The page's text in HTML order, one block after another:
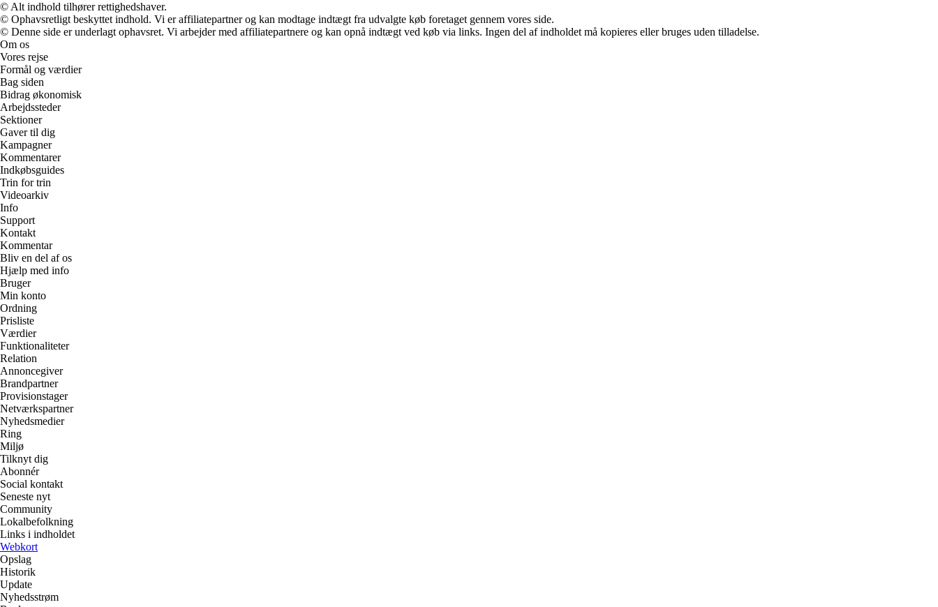
© Alt indhold tilhører rettighedshaver.
© Ophavsretligt beskyttet indhold. Vi er affiliatepartner og kan modtage indtægt fra udvalgte køb foretaget gennem vores side.
© Denne side er underlagt ophavsret. Vi arbejder med affiliatepartnere og kan opnå indtægt ved køb via links. Ingen del af indholdet må kopieres eller bruges uden tilladelse.
Om os
Vores rejse
Formål og værdier
Bag siden
Bidrag økonomisk
Arbejdssteder
Sektioner
Gaver til dig
Kampagner
Kommentarer
Indkøbsguides
Trin for trin
Videoarkiv
Info
Support
Kontakt
Kommentar
Bliv en del af os
Hjælp med info
Bruger
Min konto
Ordning
Prisliste
Værdier
Funktionaliteter
Relation
Annoncegiver
Brandpartner
Provisionstager
Netværkspartner
Nyhedsmedier
Ring
Miljø
Tilknyt dig
Abonnér
Social kontakt
Seneste nyt
Community
Lokalbefolkning
Links i indholdet
Webkort
Opslag
Historik
Update
Nyhedsstrøm